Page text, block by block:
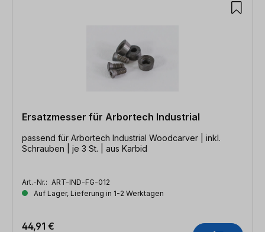
Ersatzmesser für Arbortech Industrial
passend für Arbortech Industrial Woodcarver | inkl.
Schrauben | je 3 St. | aus Karbid
Art.-Nr.: ART-IND-FG-012
Auf Lager, Lieferung in 1-2 Werktagen
44,91 €